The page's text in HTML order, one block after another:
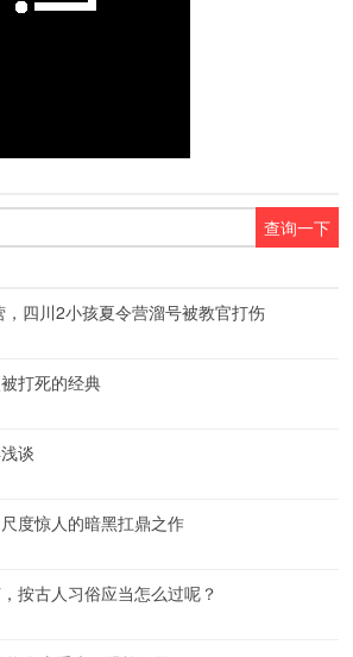
四川2小孩夏令营溜号被教官打伤
打死的经典
谈
度惊人的暗黑扛鼎之作
按古人习俗应当怎么过呢？